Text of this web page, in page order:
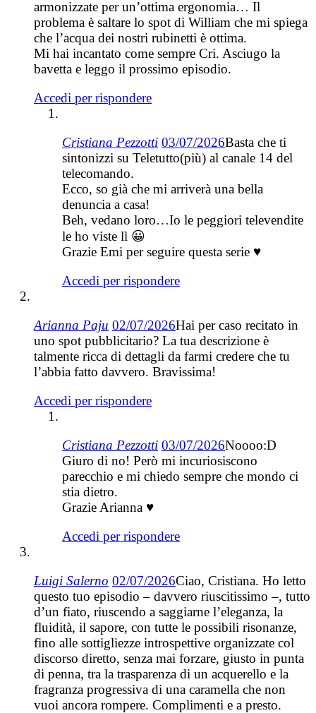
armonizzate per un’ottima ergonomia… Il
problema è saltare lo spot di William che mi spiega
che l’acqua dei nostri rubinetti è ottima.
Mi hai incantato come sempre Cri. Asciugo la
bavetta e leggo il prossimo episodio.
Accedi per rispondere
Cristiana Pezzotti 03/07/2026Basta che ti
sintonizzi su Teletutto(più) al canale 14 del
telecomando.
Ecco, so già che mi arriverà una bella
denuncia a casa!
Beh, vedano loro…Io le peggiori televendite
le ho viste lì 😀
Grazie Emi per seguire questa serie ♥
Accedi per rispondere
Arianna Paju 02/07/2026Hai per caso recitato in
uno spot pubblicitario? La tua descrizione è
talmente ricca di dettagli da farmi credere che tu
l’abbia fatto davvero. Bravissima!
Accedi per rispondere
Cristiana Pezzotti 03/07/2026Noooo:D
Giuro di no! Però mi incuriosiscono
parecchio e mi chiedo sempre che mondo ci
stia dietro.
Grazie Arianna ♥
Accedi per rispondere
Luigi Salerno 02/07/2026Ciao, Cristiana. Ho letto
questo tuo episodio – davvero riuscitissimo –, tutto
d’un fiato, riuscendo a saggiarne l’eleganza, la
fluidità, il sapore, con tutte le possibili risonanze,
fino alle sottigliezze introspettive organizzate col
discorso diretto, senza mai forzare, giusto in punta
di penna, tra la trasparenza di un acquerello e la
fragranza progressiva di una caramella che non
vuoi ancora rompere. Complimenti e a presto.